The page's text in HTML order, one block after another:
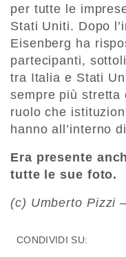
per tutte le
Stati Uniti. Dopo
Eisenberg ha
partecipanti,
tra Italia e Stati
sempre più stretta
ruolo che
hanno all’interno
Era presente
tutte le sue foto.
(c) Umberto Pizzi
CONDIVIDI SU: